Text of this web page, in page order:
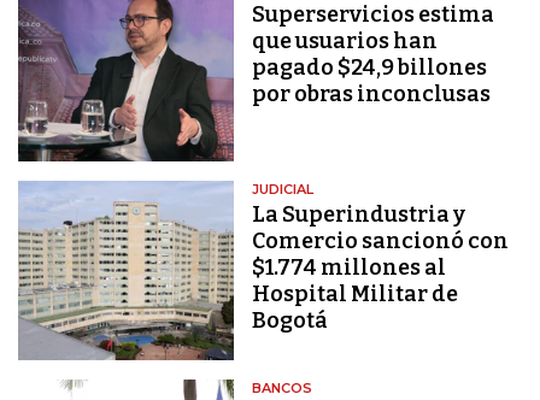
Superservicios estima
que usuarios han
pagado $24,9 billones
por obras inconclusas
JUDICIAL
La Superindustria y
Comercio sancionó con
$1.774 millones al
Hospital Militar de
Bogotá
BANCOS